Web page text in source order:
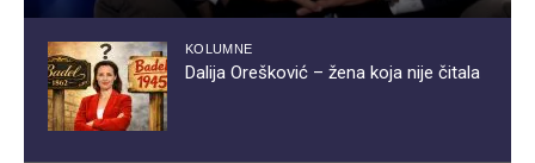
KOLUMNE
Dalija Orešković – žena koja nije čitala